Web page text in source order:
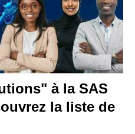
à la SAS
la liste de